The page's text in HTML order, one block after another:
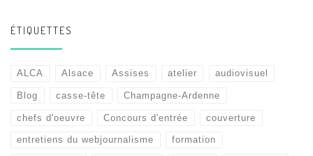
ÉTIQUETTES
ALCA Alsace Assises atelier audiovisuel
Blog casse-tête Champagne-Ardenne
chefs d'oeuvre Concours d'entrée couverture
entretiens du webjournalisme formation